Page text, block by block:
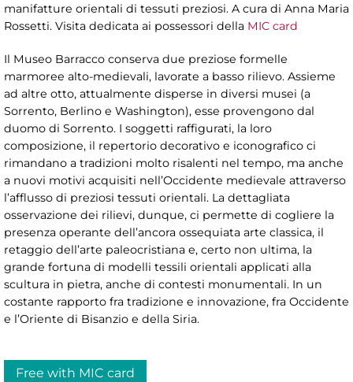
manifatture orientali di tessuti preziosi. A cura di Anna Maria
Rossetti. Visita dedicata ai possessori della MIC card
Il Museo Barracco conserva due preziose formelle
marmoree alto-medievali, lavorate a basso rilievo. Assieme
ad altre otto, attualmente disperse in diversi musei (a
Sorrento, Berlino e Washington), esse provengono dal
duomo di Sorrento. I soggetti raffigurati, la loro
composizione, il repertorio decorativo e iconografico ci
rimandano a tradizioni molto risalenti nel tempo, ma anche
a nuovi motivi acquisiti nell’Occidente medievale attraverso
l’afflusso di preziosi tessuti orientali. La dettagliata
osservazione dei rilievi, dunque, ci permette di cogliere la
presenza operante dell’ancora ossequiata arte classica, il
retaggio dell’arte paleocristiana e, certo non ultima, la
grande fortuna di modelli tessili orientali applicati alla
scultura in pietra, anche di contesti monumentali. In un
costante rapporto fra tradizione e innovazione, fra Occidente
e l’Oriente di Bisanzio e della Siria.
Free with MIC card